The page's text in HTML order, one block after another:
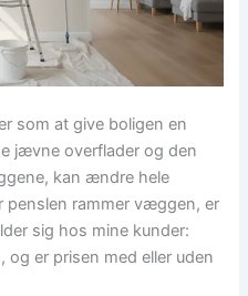
som at give boligen en
jævne overflader og den
kan ændre hele
rammer væggen, er
sig hos mine kunder:
og er prisen med eller uden